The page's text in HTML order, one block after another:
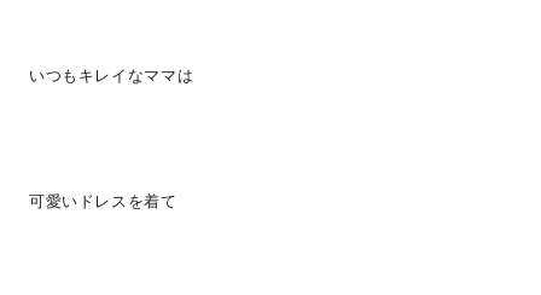
いつもキレイなママは
可愛いドレスを着て